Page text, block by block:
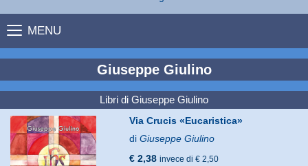
MENU
Giuseppe Giulino
Libri di Giuseppe Giulino
Via Crucis «Eucaristica»
diGiuseppe Giulino
€ 2,38 invece di € 2,50